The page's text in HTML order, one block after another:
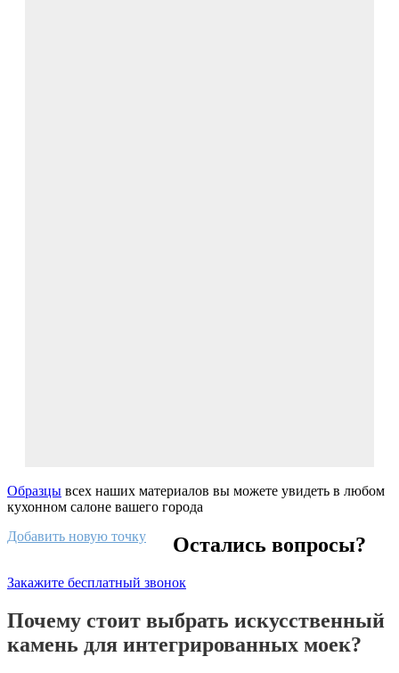
Образцы всех наших материалов вы можете увидеть в любом
кухонном салоне вашего города
Добавить новую точку
Остались вопросы?
Закажите бесплатный звонок
Почему стоит выбрать искусственный
камень для интегрированных моек?